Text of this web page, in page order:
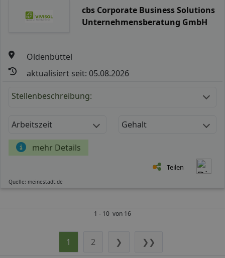
cbs Corporate Business Solutions
Unternehmensberatung GmbH
Oldenbüttel
aktualisiert seit: 05.08.2026
Stellenbeschreibung:
Arbeitszeit Gehalt
mehr Details
Teilen
Quelle: meinestadt.de
1 - 10 von 16
1 2 ❯ ❯❯